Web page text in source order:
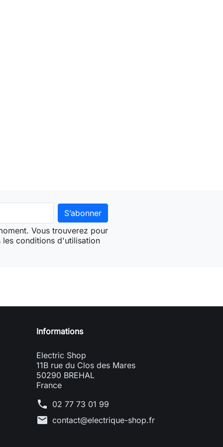
Vous trouverez pour
conditions d'utilisation
Informations
Electric Shop
11B rue du Clos des Mares
50290 BREHAL
France
phone 02 77 73 01 99
mail contact@electrique-shop.fr